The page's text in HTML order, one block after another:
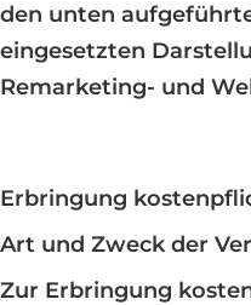
den unten
eingesetzten
Remarketing- und
Erbringung
Art und Zweck der
Zur Erbringung